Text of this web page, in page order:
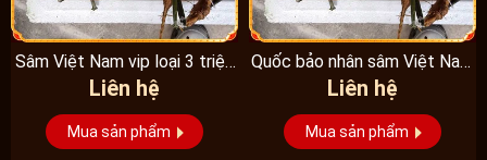
Sâm Việt Nam vip loại 3 triệu
1 kg, hàng...
Liên hệ
Mua sản phẩm
Quốc bảo nhân sâm Việt Nam
Vip 3, 15 năm...
Liên hệ
Mua sản phẩm